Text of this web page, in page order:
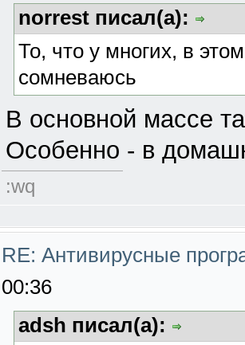
norrest писал(а):
То, что у многих, в
сомневаюсь
В основной массе
Особенно - в
:wq
RE: Антивирусные
00:36
adsh писал(а):